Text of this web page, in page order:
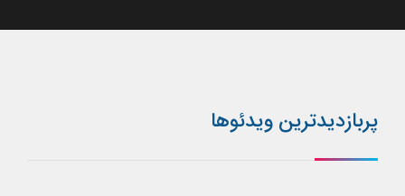
پربازدیدترین ویدئوها